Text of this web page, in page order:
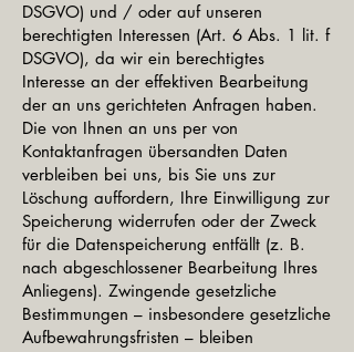
DSGVO) und / oder auf unseren
berechtigten Interessen (Art. 6 Abs. 1 lit. f
DSGVO), da wir ein berechtigtes
Interesse an der effektiven Bearbeitung
der an uns gerichteten Anfragen haben.
Die von Ihnen an uns per von
Kontaktanfragen übersandten Daten
verbleiben bei uns, bis Sie uns zur
Löschung auffordern, Ihre Einwilligung zur
Speicherung widerrufen oder der Zweck
für die Datenspeicherung entfällt (z. B.
nach abgeschlossener Bearbeitung Ihres
Anliegens). Zwingende gesetzliche
Bestimmungen – insbesondere gesetzliche
Aufbewahrungsfristen – bleiben